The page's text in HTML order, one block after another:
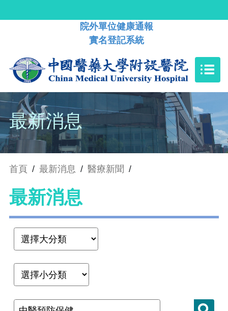
院外單位健康通報
實名登記系統
最新消息
首頁 / 最新消息 / 醫療新聞 /
最新消息